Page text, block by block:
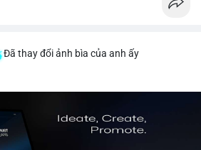
Đã thay đổi ảnh bìa của anh ấy